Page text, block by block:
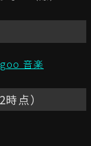
音楽
点）